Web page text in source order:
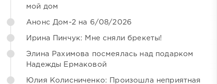
мой дом
Анонс Дом-2 на 6/08/2026
Ирина Пинчук: Мне сняли брекеты!
Элина Рахимова посмеялась над подарком
Надежды Ермаковой
Юлия Колисниченко: Произошла неприятная